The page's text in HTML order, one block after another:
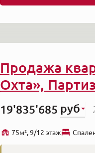
Продажа
Охта»,
19'835'685 руб
75м², 9/12 этаж